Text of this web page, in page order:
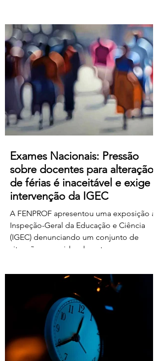
50 € para os restantes; Aumento do
subsídio de refeição para os 5,50€;
Crédito de horas sindicais para
delegadas/os alargado para as 8 horas
mensais. Este acordo produz efeitos
retroativos a janeiro de 2026, embora ai
Exames Nacionais: Pressão
sobre docentes para alteração
de férias é inaceitável e exige
intervenção da IGEC
A FENPROF apresentou uma exposição à
Inspeção-Geral da Educação e Ciência
(IGEC) denunciando um conjunto de
situações ocorridas durante o processo
exames nacionais de 2026, com particular
destaque para as pressões exercidas
sobre docentes classificadores para
alterarem ou prescindirem de períodos
de férias previamente aprovados.
Segundo os relatos recebidos, diversos
professores foram instados por direções
de agrupamentos e escolas a desloc